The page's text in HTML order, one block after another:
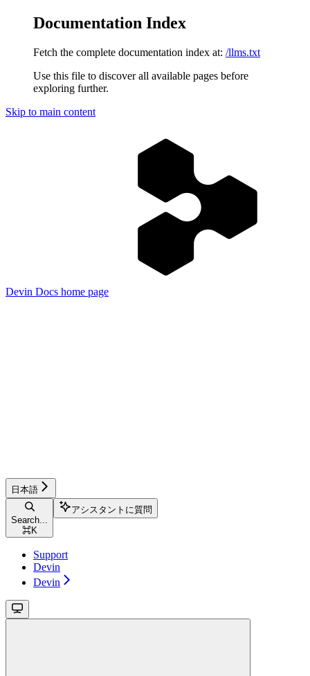
Documentation Index
Fetch the complete documentation index at: /llms.txt
Use this file to discover all available pages before
exploring further.
Skip to main content
Devin Docs home page
日本語
Search...
⌘K
アシスタントに質問
Support
Devin
Devin